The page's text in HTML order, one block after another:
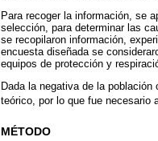
Para recoger la información, se
selección, para determinar las
se recopilaron información,
encuesta diseñada se
equipos de protección y
Dada la negativa de la
teórico, por lo que fue necesario
MÉTODO